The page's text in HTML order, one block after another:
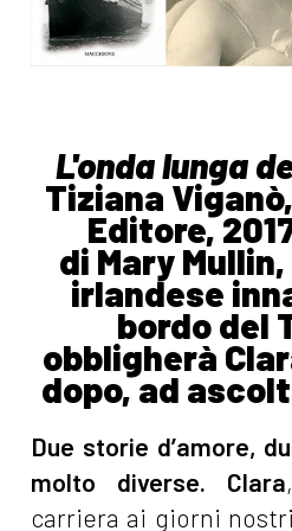
L'onda lunga
Tiziana
Editore,
di Mary
irlandese
bordo del
obbligherà
dopo, ad
Due storie d’amore,
molto diverse.
Clara
carriera ai giorni